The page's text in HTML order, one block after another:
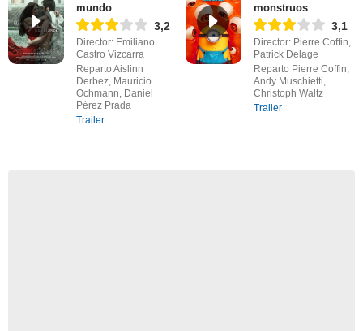
mundo
3,2
Director: Emiliano
Castro Vizcarra
Reparto Aislinn
Derbez, Mauricio
Ochmann, Daniel
Pérez Prada
Trailer
monstruos
3,1
Director: Pierre Coffin,
Patrick Delage
Reparto Pierre Coffin,
Andy Muschietti,
Christoph Waltz
Trailer